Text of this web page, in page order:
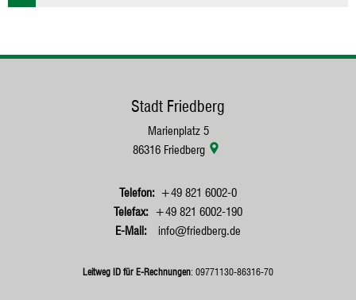
Stadt Friedberg
Marienplatz 5
86316 Friedberg
+49 821 6002-0
+49 821 6002-190
info@friedberg.de
Leitweg ID für E-Rechnungen: 09771130-86316-70